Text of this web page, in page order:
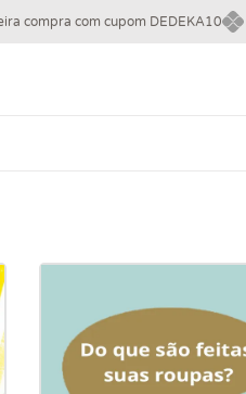
compra com cupom DEDEKA10